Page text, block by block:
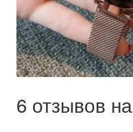
6 отзывов на